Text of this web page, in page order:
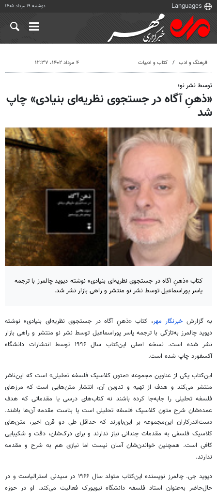
دوشنبه ۱۹ مرداد ۱۴۰۵
فرهنگ و ادب کتاب و ادبیات ۴ مرداد ۱۴۰۲، ۱۲:۳۷
توسط نشر نو؛
«ذهنِ آگاه در جستجوی نظریه‌ای بنیادی» چاپ
شد
کتاب «ذهنِ آگاه در جستجوی نظریه‌ای بنیادی» نوشته دیوید چالمرز با ترجمه
یاسر پوراسماعیل توسط نشر نو منتشر و راهی بازار نشر شد.
به گزارش خبرنگار مهر، کتاب «ذهنِ آگاه در جستجوی نظریه‌ای بنیادی» نوشته
دیوید چالمرز به‌تازگی با ترجمه یاسر پوراسماعیل توسط نشر نو منتشر و راهی بازار
نشر شده است. نسخه اصلی این‌کتاب سال ۱۹۹۶ توسط انتشارات دانشگاه
آکسفورد چاپ شده است.
این‌کتاب یکی از عناوین مجموعه «متون کلاسیک فلسفه تحلیلی» است که این‌ناشر
منتشر می‌کند و هدف از تهیه و تدوین آن، انتشار متن‌هایی است که مرزهای
فلسفه تحلیلی را جابه‌جا کرده باشند نه کتاب‌های درسی یا مقدماتی که هدف
عمده‌شان شرح متون کلاسیک فلسفه تحلیلی است یا بناست مقدمه‌ آن‌ها باشند.
دست‌اندرکاران این‌مجموعه بر این‌باورند که حداقل طی دو قرن اخیر، متن‌های
کلاسیک فلسفی به مقدمات چندانی نیاز ندارند و برای درک‌شان، دقت و شکیبایی
کافی است. همچنین خواندن‌شان آسان نیست اما نیازی هم به شرح و مقدمه
ندارند.
دیوید جی. چالمرز نویسنده این‌کتاب متولد سال ۱۹۶۶ در سیدنی استرالیاست و در
حال‌حاضر به‌عنوان استاد فلسفه دانشگاه نیویورک فعالیت می‌کند. او در حوزه